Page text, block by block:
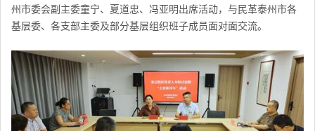
州市委会副主委童宁、夏道忠、冯亚明出席活动，与民革泰州市各
基层委、各支部主委及部分基层组织班子成员面对面交流。